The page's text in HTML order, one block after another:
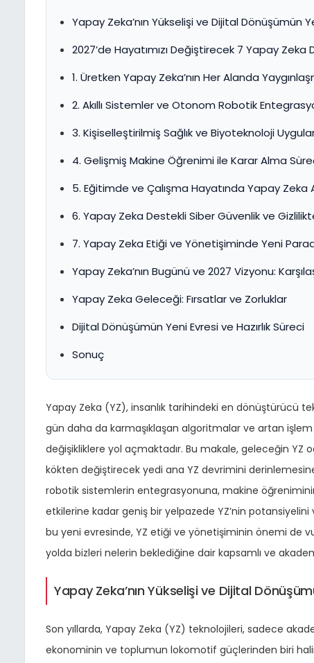
Yapay Zeka’nın Yükselişi ve Dijital Dönüşümün
2027’de Hayatımızı Değiştirecek 7 Yapay Zeka
1. Üretken Yapay Zeka’nın Her Alanda
2. Akıllı Sistemler ve Otonom Robotik
3. Kişiselleştirilmiş Sağlık ve Biyoteknoloji
4. Gelişmiş Makine Öğrenimi ile Karar Alma
5. Eğitimde ve Çalışma Hayatında Yapay Zeka
6. Yapay Zeka Destekli Siber Güvenlik ve
7. Yapay Zeka Etiği ve Yönetişiminde Yeni
Yapay Zeka’nın Bugünü ve 2027 Vizyonu:
Yapay Zeka Geleceği: Fırsatlar ve Zorluklar
Dijital Dönüşümün Yeni Evresi ve Hazırlık Süreci
Sonuç
Yapay Zeka (YZ), insanlık tarihindeki en dönüştürücü
gün daha da karmaşıklaşan algoritmalar ve artan işlem
değişikliklere yol açmaktadır. Bu makale, geleceğin YZ
kökten değiştirecek yedi ana YZ devrimini
robotik sistemlerin entegrasyonuna, makine
etkilerine kadar geniş bir yelpazede YZ’nin
bu yeni evresinde, YZ etiği ve yönetişiminin önemi de
yolda bizleri nelerin beklediğine dair kapsamlı ve
Yapay Zeka’nın Yükselişi ve Dijital
Son yıllarda, Yapay Zeka (YZ) teknolojileri, sadece
ekonominin ve toplumun lokomotif güçlerinden biri